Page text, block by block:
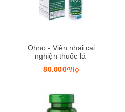
Ohno - Viên nhai cai
nghiện thuốc lá
80.000₫/lọ